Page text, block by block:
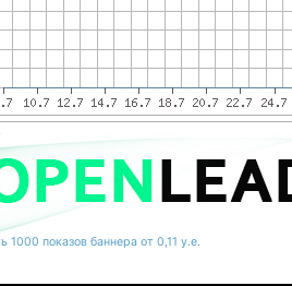
1000 показов баннера от 0,11 у.е.